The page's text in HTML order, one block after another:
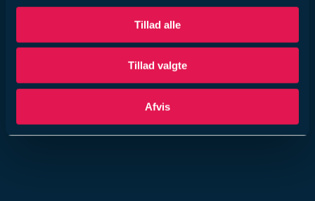
Tillad alle
Tillad valgte
Afvis